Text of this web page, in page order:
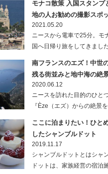
モナコ散策 入国スタンプ
地の人お勧めの撮影スポ
2021.05.20
ニースから電車で25分。モ
国へ日帰り旅をしてきまし
南フランスのエズ！中世
残る街並みと地中海の絶
2020.06.12
ニースを訪れた目的のひとつ
『Èze（エズ）からの絶景
ここに泊まりたい！ひと
したシャンブルドット
2019.11.17
シャンブルドットとはシャ
ドットは、家族経営の宿泊